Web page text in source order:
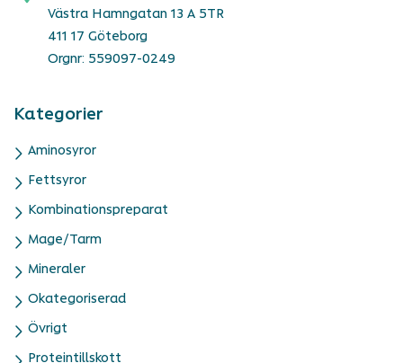
Västra Hamngatan 13 A 5TR
411 17 Göteborg
Orgnr: 559097-0249
Kategorier
Aminosyror
Fettsyror
Kombinationspreparat
Mage/Tarm
Mineraler
Okategoriserad
Övrigt
Proteintillskott